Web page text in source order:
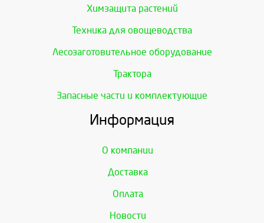
Химзащита растений
Техника для овощеводства
Лесозаготовительное оборудование
Трактора
Запасные части и комплектующие
Информация
О компании
Доставка
Оплата
Новости